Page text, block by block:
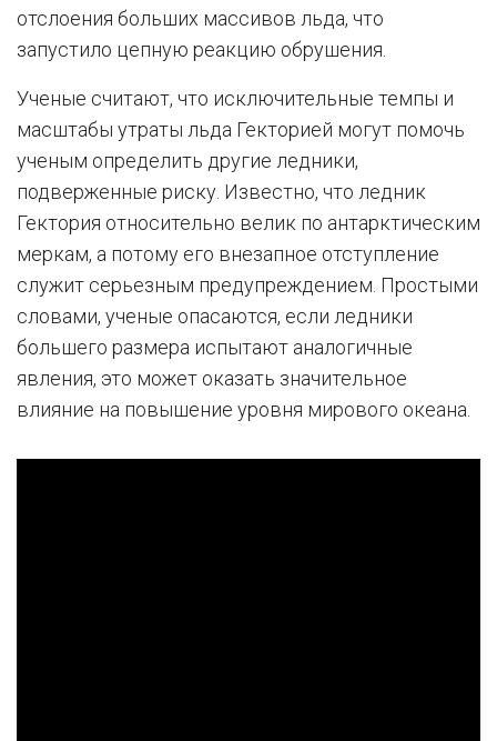
отслоения больших массивов льда, что
запустило цепную реакцию обрушения.
Ученые считают, что исключительные темпы и
масштабы утраты льда Гекторией могут помочь
ученым определить другие ледники,
подверженные риску. Известно, что ледник
Гектория относительно велик по антарктическим
меркам, а потому его внезапное отступление
служит серьезным предупреждением. Простыми
словами, ученые опасаются, если ледники
большего размера испытают аналогичные
явления, это может оказать значительное
влияние на повышение уровня мирового океана.